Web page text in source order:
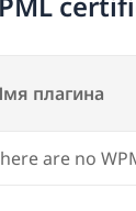
плагина
are no